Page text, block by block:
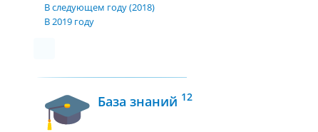
В следующем году (2018)
В 2019 году
База знаний 12